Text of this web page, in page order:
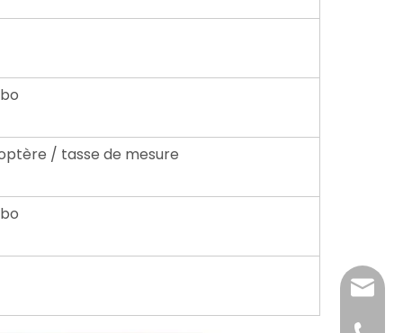
/ tasse de mesure